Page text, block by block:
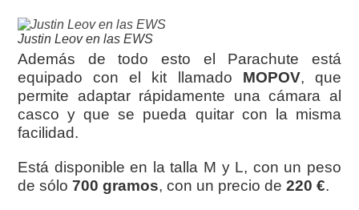
Justin Leov en las EWS
Además de todo esto el Parachute está
equipado con el kit llamado MOPOV, que
permite adaptar rápidamente una cámara al
casco y que se pueda quitar con la misma
facilidad.
Está disponible en la talla M y L, con un peso
de sólo700 gramos, con un precio de220 €.